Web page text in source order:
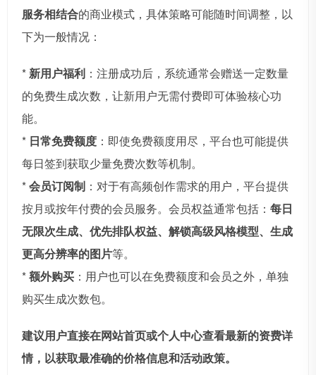
服务相结合的商业模式，具体策略可能随时间调整，以
下为一般情况：
*新用户福利 ：注册成功后，系统通常会赠送一定数量
的免费生成次数，让新用户无需付费即可体验核心功
能。
* 日常免费额度 ：即使免费额度用尽，平台也可能提供
每日签到获取少量免费次数等机制。
*会员订阅制 ：对于有高频创作需求的用户，平台提供
按月或按年付费的会员服务。会员权益通常包括： 每日
无限次生成、优先排队权益、解锁高级风格模型、生成
更高分辨率的图片等。
*额外购买 ：用户也可以在免费额度和会员之外，单独
购买生成次数包。
建议用户直接在网站首页或个人中心查看最新的资费详
情，以获取最准确的价格信息和活动政策。